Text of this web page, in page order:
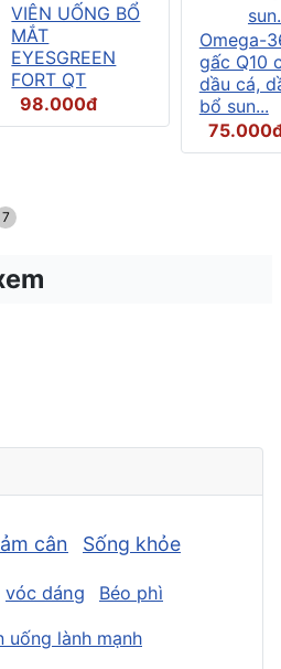
VIÊN UỐNG BỔ
MẮT
EYESGREEN
FORT QT
98.000đ
Omega-
gấc Q10
dầu cá,
bổ sun...
7
cân Sống khỏe
vóc dáng Béo phì
uống lành mạnh